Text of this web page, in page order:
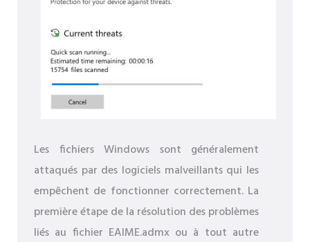
Les fichiers Windows sont généralement
attaqués par des logiciels malveillants qui les
empêchent de fonctionner correctement. La
première étape de la résolution des problèmes
liés au fichier EAIME.admx ou à tout autre